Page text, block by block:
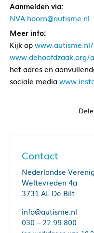
Aanmelden via:
NVA.hoorn@autisme.nl
Meer info:
Kijk op
www.dehoofdzaak.org/
het adres en
sociale media
Contact
Nederlandse
Weltevreden 4a
3731 AL De Bilt
info@autisme.nl
030 – 22 99 800